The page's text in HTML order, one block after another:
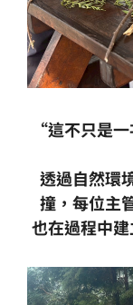
“這不只是
透過自然環
撞，每位主
也在過程中